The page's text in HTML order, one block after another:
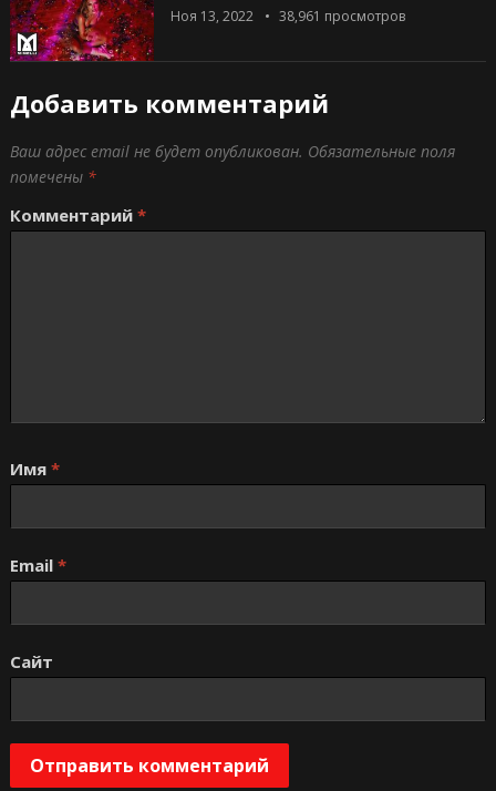
Ноя 13, 2022 38,961 просмотров
Добавить комментарий
Ваш адрес email не будет опубликован. Обязательные поля
помечены *
Комментарий *
Имя *
Email *
Сайт